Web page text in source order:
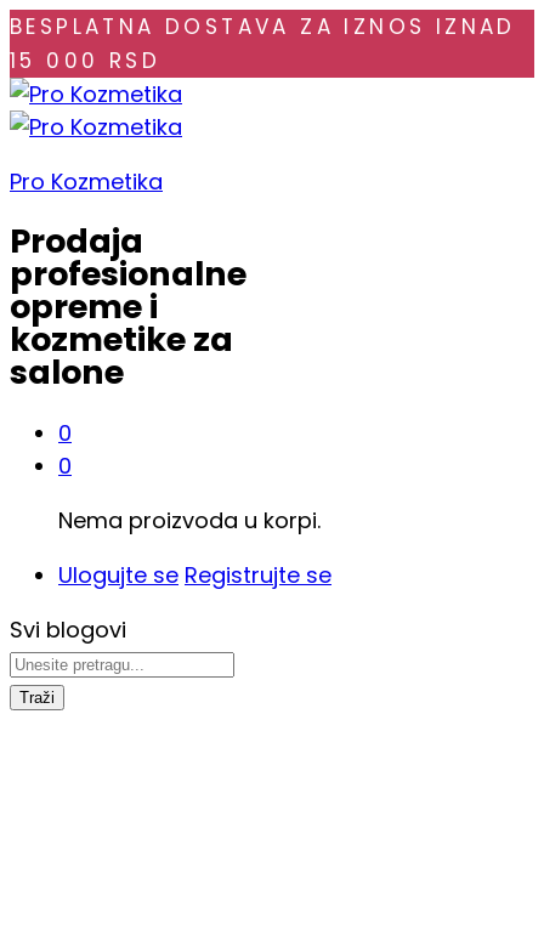
BESPLATNA DOSTAVA ZA IZNOS IZNAD
15 000 RSD
Pro Kozmetika
Prodaja
profesionalne
opreme i
kozmetike za
salone
0
0
Nema proizvoda u korpi.
Ulogujte se Registrujte se
Svi blogovi
Traži